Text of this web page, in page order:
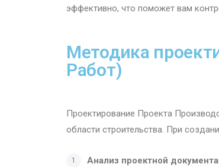
эффективно, что поможет вам
Методика
Работ)
Проектирование Проекта
области строительства. При
Анализ проектной